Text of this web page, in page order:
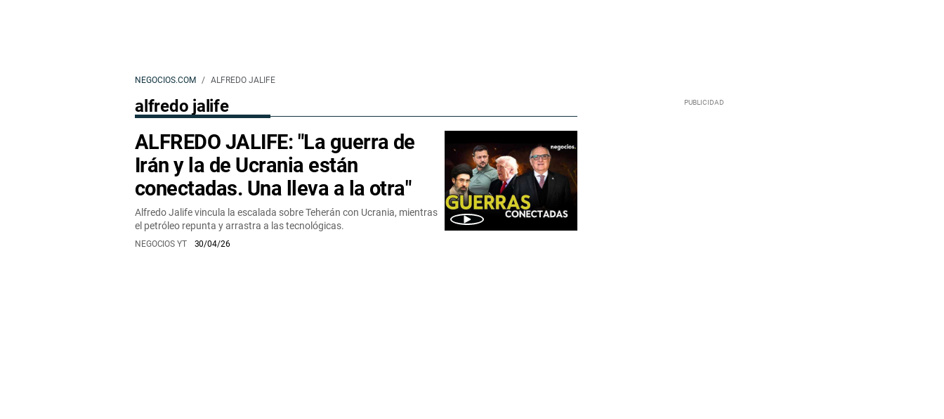
NEGOCIOS.COM ALFREDO JALIFE
alfredo jalife
ALFREDO JALIFE: "La guerra de
Irán y la de Ucrania están
conectadas. Una lleva a la otra"
Alfredo Jalife vincula la escalada sobre Teherán con Ucrania, mientras
el petróleo repunta y arrastra a las tecnológicas.
NEGOCIOS YT 30/04/26